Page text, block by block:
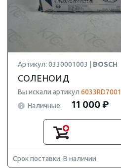
Артикул: 0330001003 | BOSCH
СОЛЕНОИД
Вы искали артикул 6033RD7001
Наличные:
11 000 ₽
Срок поставки: В наличии